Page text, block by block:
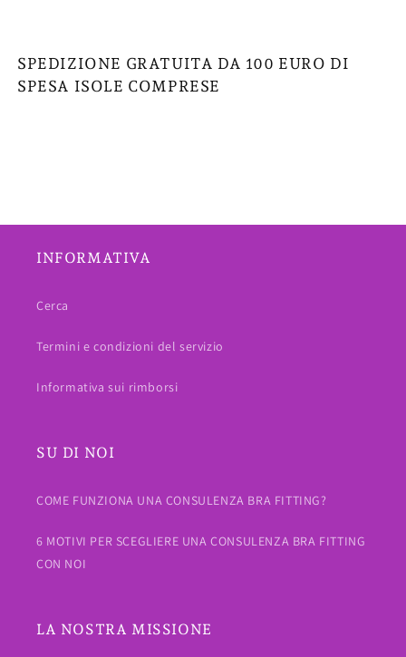
SPEDIZIONE GRATUITA DA 100 EURO DI
SPESA ISOLE COMPRESE
INFORMATIVA
Cerca
Termini e condizioni del servizio
Informativa sui rimborsi
SU DI NOI
COME FUNZIONA UNA CONSULENZA BRA FITTING?
6 MOTIVI PER SCEGLIERE UNA CONSULENZA BRA FITTING
CON NOI
LA NOSTRA MISSIONE